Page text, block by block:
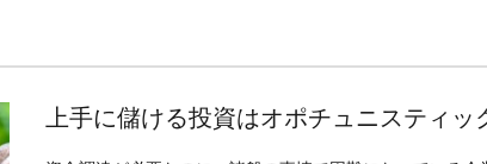
上手に儲ける投資はオポチュニスティッ